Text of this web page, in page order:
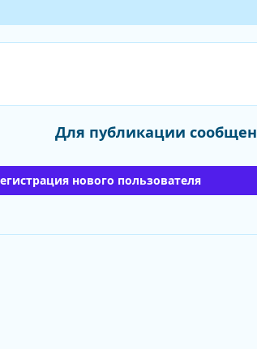
Для публикации
нового пользователя